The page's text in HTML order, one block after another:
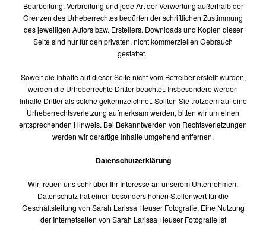
Bearbeitung, Verbreitung und jede Art der Verwertung außerhalb der
Grenzen des Urheberrechtes bedürfen der schriftlichen Zustimmung
des jeweiligen Autors bzw. Erstellers. Downloads und Kopien dieser
Seite sind nur für den privaten, nicht kommerziellen Gebrauch
gestattet.
Soweit die Inhalte auf dieser Seite nicht vom Betreiber erstellt wurden,
werden die Urheberrechte Dritter beachtet. Insbesondere werden
Inhalte Dritter als solche gekennzeichnet. Sollten Sie trotzdem auf eine
Urheberrechtsverletzung aufmerksam werden, bitten wir um einen
entsprechenden Hinweis. Bei Bekanntwerden von Rechtsverletzungen
werden wir derartige Inhalte umgehend entfernen.
Datenschutzerklärung
Wir freuen uns sehr über Ihr Interesse an unserem Unternehmen.
Datenschutz hat einen besonders hohen Stellenwert für die
Geschäftsleitung von Sarah Larissa Heuser Fotografie. Eine Nutzung
der Internetseiten von Sarah Larissa Heuser Fotografie ist